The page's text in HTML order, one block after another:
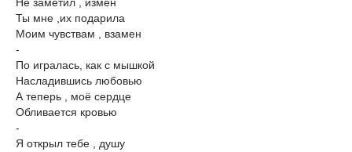
Ты мне ,их подарила
Моим чувствам , взамен
-
По игралась, как с мышкой
Насладившись любовью
А теперь , моё сердце
Обливается кровью
-
Я открыл тебе , душу